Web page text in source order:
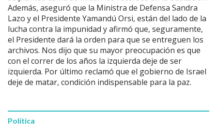
Además, aseguró que la Ministra de Defensa Sandra
Lazo y el Presidente Yamandú Orsi, están del lado de la
lucha contra la impunidad y afirmó que, seguramente,
el Presidente dará la orden para que se entreguen los
archivos. Nos dijo que su mayor preocupación es que
con el correr de los años la izquierda deje de ser
izquierda. Por último reclamó que el gobierno de Israel
deje de matar, condición indispensable para la paz.
Política